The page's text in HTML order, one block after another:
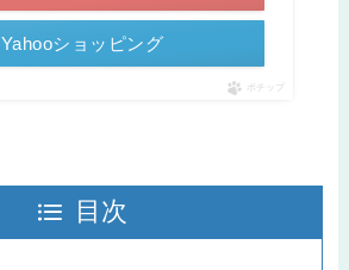
Yahooショッピング
ポチップ
目次